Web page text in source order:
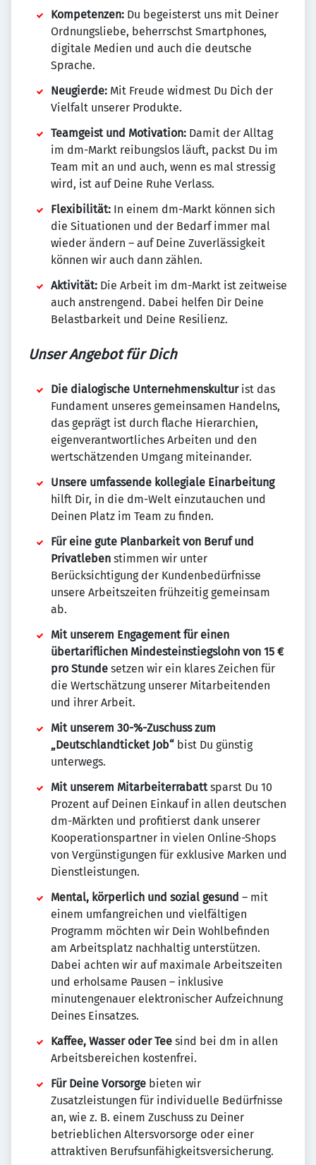
Kompetenzen: Du begeisterst uns mit Deiner
Ordnungsliebe, beherrschst Smartphones,
digitale Medien und auch die deutsche
Sprache.
Neugierde: Mit Freude widmest Du Dich der
Vielfalt unserer Produkte.
Teamgeist und Motivation: Damit der Alltag
im dm-Markt reibungslos läuft, packst Du im
Team mit an und auch, wenn es mal stressig
wird, ist auf Deine Ruhe Verlass.
Flexibilität: In einem dm-Markt können sich
die Situationen und der Bedarf immer mal
wieder ändern – auf Deine Zuverlässigkeit
können wir auch dann zählen.
Aktivität: Die Arbeit im dm-Markt ist zeitweise
auch anstrengend. Dabei helfen Dir Deine
Belastbarkeit und Deine Resilienz.
Unser Angebot für Dich
Die dialogische Unternehmenskultur ist das
Fundament unseres gemeinsamen Handelns,
das geprägt ist durch flache Hierarchien,
eigenverantwortliches Arbeiten und den
wertschätzenden Umgang miteinander.
Unsere umfassende kollegiale Einarbeitung
hilft Dir, in die dm-Welt einzutauchen und
Deinen Platz im Team zu finden.
Für eine gute Planbarkeit von Beruf und
Privatleben stimmen wir unter
Berücksichtigung der Kundenbedürfnisse
unsere Arbeitszeiten frühzeitig gemeinsam
ab.
Mit unserem Engagement für einen
übertariflichen Mindesteinstiegslohn von 15 €
pro Stunde setzen wir ein klares Zeichen für
die Wertschätzung unserer Mitarbeitenden
und ihrer Arbeit.
Mit unserem 30-%-Zuschuss zum
„Deutschlandticket Job“ bist Du günstig
unterwegs.
Mit unserem Mitarbeiterrabattsparst Du 10
Prozent auf Deinen Einkauf in allen deutschen
dm-Märkten und profitierst dank unserer
Kooperationspartner in vielen Online-Shops
von Vergünstigungen für exklusive Marken und
Dienstleistungen.
Mental, körperlich und sozial gesund – mit
einem umfangreichen und vielfältigen
Programm möchten wir Dein Wohlbefinden
am Arbeitsplatz nachhaltig unterstützen.
Dabei achten wir auf maximale Arbeitszeiten
und erholsame Pausen – inklusive
minutengenauer elektronischer Aufzeichnung
Deines Einsatzes.
Kaffee, Wasser oder Tee sind bei dm in allen
Arbeitsbereichen kostenfrei.
Für Deine Vorsorge bieten wir
Zusatzleistungen für individuelle Bedürfnisse
an, wie z. B. einem Zuschuss zu Deiner
betrieblichen Altersvorsorge oder einer
attraktiven Berufsunfähigkeitsversicherung.